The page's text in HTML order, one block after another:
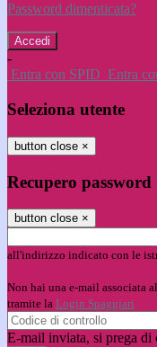
Password dimenticata?
-
Entra con SPID Entra
Seleziona utente
button close ×
Recupero password
button close ×
all'indirizzo indicato con le
Non hai una e-mail associata
tramite la Login Spaggiari
E-mail inviata, si prega di